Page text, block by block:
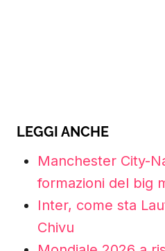
LEGGI ANCHE
Manchester City-
formazioni del big
Inter, come sta
Chivu